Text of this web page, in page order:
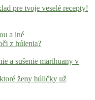
pre tvoje veselé recepty!
a iné
z húlenia?
a sušenie marihuany v
ženy húličky už